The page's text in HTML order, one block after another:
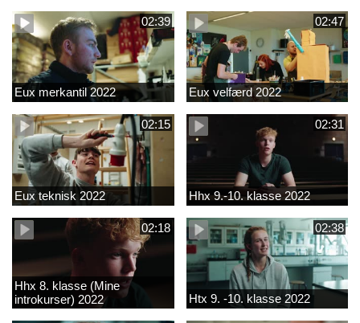
02:39
Eux merkantil 2022
02:47
Eux velfærd 2022
02:15
Eux teknisk 2022
02:31
Hhx 9.-10. klasse 2022
02:18
Hhx 8. klasse (Mine
introkurser) 2022
02:38
Htx 9. -10. klasse 2022